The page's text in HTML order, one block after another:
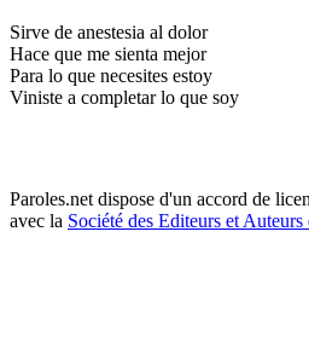
Sirve de anestesia al dolor
Hace que me sienta mejor
Para lo que necesites estoy
Viniste a completar lo que soy
Paroles.net dispose d'un accord de
avec la Société des Editeurs et